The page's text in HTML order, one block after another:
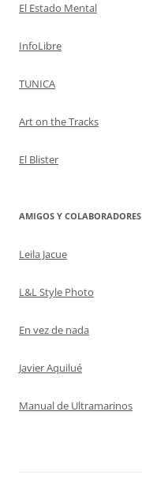
El Estado Mental
InfoLibre
TUNICA
Art on the Tracks
El Blister
AMIGOS Y COLABORADORES
Leila Jacue
L&L Style Photo
En vez de nada
Javier Aquilué
Manual de Ultramarinos